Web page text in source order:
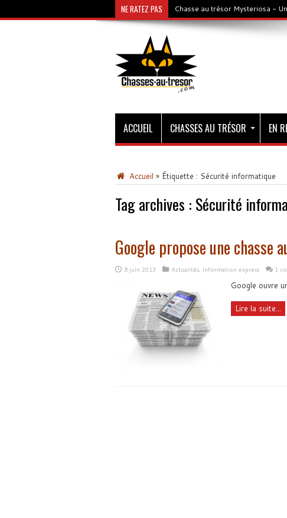
NE RATEZ PAS Chasse au trésor Mysteriosa -
ACCUEIL CHASSES AU TRÉSOR EN
Accueil » Étiquette : Sécurité informatique
Tag archives : Sécurité
Google propose une chasse
8 juin 2013 Actualités, Information express 1
Google ouvre
Lire la suite...